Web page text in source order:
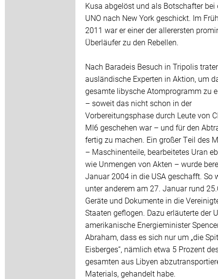
Kusa abgelöst und als Botschafter bei
UNO nach New York geschickt. Im
2011 war er einer der allerersten
Überläufer zu den Rebellen.
Nach Baradeis Besuch in Tripolis
ausländische Experten in Aktion, um
gesamte libysche Atomprogramm zu
– soweit das nicht schon in der
Vorbereitungsphase durch Leute von
MI6 geschehen war – und für den
fertig zu machen. Ein großer Teil des
– Maschinenteile, bearbeitetes Uran
wie Unmengen von Akten – wurde
Januar 2004 in die USA geschafft. So
unter anderem am 27. Januar rund
Geräte und Dokumente in die
Staaten geflogen. Dazu erläuterte der
amerikanische Energieminister
Abraham, dass es sich nur um „die
Eisberges“, nämlich etwa 5 Prozent
gesamten aus Libyen
Materials, gehandelt habe.